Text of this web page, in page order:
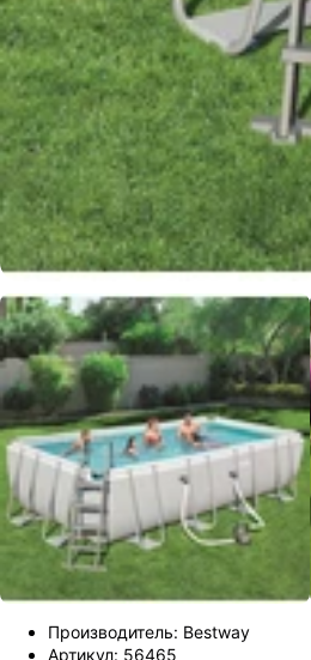
Производитель: Bestway
Артикул: 56465